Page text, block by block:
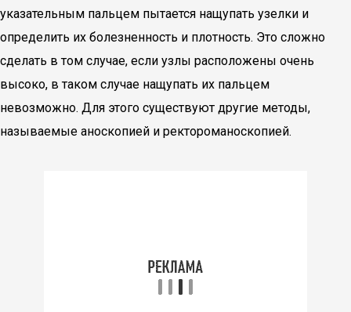
указательным пальцем пытается нащупать узелки и
определить их болезненность и плотность. Это сложно
сделать в том случае, если узлы расположены очень
высоко, в таком случае нащупать их пальцем
невозможно. Для этого существуют другие методы,
называемые аноскопией и ректороманоскопией.